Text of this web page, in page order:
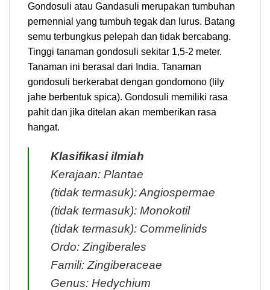
Gondosuli atau Gandasuli merupakan tumbuhan
pernennial yang tumbuh tegak dan lurus. Batang
semu terbungkus pelepah dan tidak bercabang.
Tinggi tanaman gondosuli sekitar 1,5-2 meter.
Tanaman ini berasal dari India. Tanaman
gondosuli berkerabat dengan gondomono (lily
jahe berbentuk spica). Gondosuli memiliki rasa
pahit dan jika ditelan akan memberikan rasa
hangat.
Klasifikasi ilmiah
Kerajaan: Plantae
(tidak termasuk): Angiospermae
(tidak termasuk): Monokotil
(tidak termasuk): Commelinids
Ordo: Zingiberales
Famili: Zingiberaceae
Genus: Hedychium